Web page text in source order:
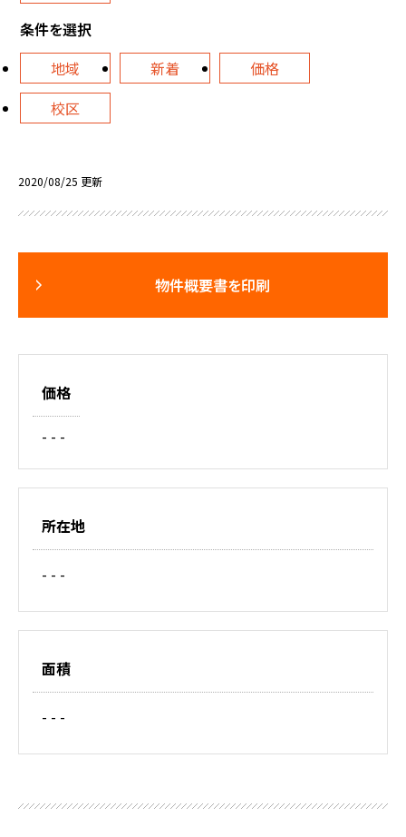
条件を選択
地域
新着
価格
校区
2020/08/25 更新
物件概要書を印刷
価格
- - -
所在地
- - -
面積
- - -